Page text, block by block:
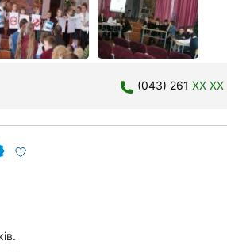
(043) 261 XX XX